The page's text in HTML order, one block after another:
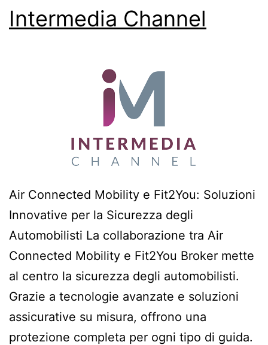
Intermedia Channel
Air Connected Mobility e Fit2You: Soluzioni
Innovative per la Sicurezza degli
Automobilisti La collaborazione tra Air
Connected Mobility e Fit2You Broker mette
al centro la sicurezza degli automobilisti.
Grazie a tecnologie avanzate e soluzioni
assicurative su misura, offrono una
protezione completa per ogni tipo di guida.